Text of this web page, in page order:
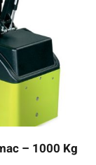
– 1000 Kg